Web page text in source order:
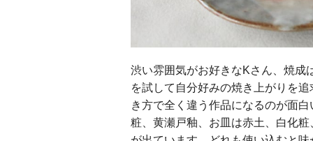
渋い雰囲気がお好きなKさん、焼成
を試して自分好みの焼き上がりを
き方で全く違う作品になるのが面
粧、黄瀬戸釉、お皿は赤土、白化